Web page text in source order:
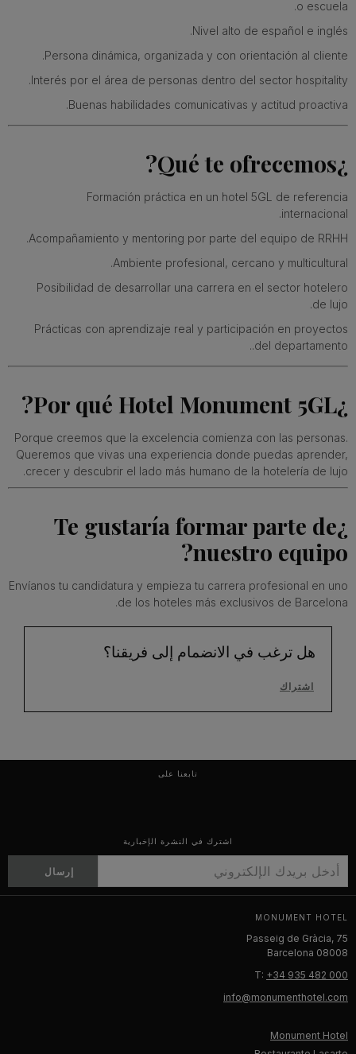
o escuela.
Nivel alto de español e inglés.
Persona dinámica, organizada y con orientación al cliente.
Interés por el área de personas dentro del sector hospitality.
Buenas habilidades comunicativas y actitud proactiva.
¿Qué te ofrecemos?
Formación práctica en un hotel 5GL de referencia
internacional.
Acompañamiento y mentoring por parte del equipo de RRHH.
Ambiente profesional, cercano y multicultural.
Posibilidad de desarrollar una carrera en el sector hotelero
de lujo.
Prácticas con aprendizaje real y participación en proyectos
del departamento..
¿Por qué Hotel Monument 5GL?
Porque creemos que la excelencia comienza con las personas.
Queremos que vivas una experiencia donde puedas aprender,
crecer y descubrir el lado más humano de la hotelería de lujo.
¿Te gustaría formar parte de
nuestro equipo?
Envíanos tu candidatura y empieza tu carrera profesional en uno
de los hoteles más exclusivos de Barcelona.
هل ترغب في الانضمام إلى فريقنا؟
اشتراك
تابعنا على
اشترك في النشرة الإخبارية
إرسال
MONUMENT HOTEL
Passeig de Gràcia, 75
08008 Barcelona
T: +34 935 482 000
info@monumenthotel.com
Monument Hotel